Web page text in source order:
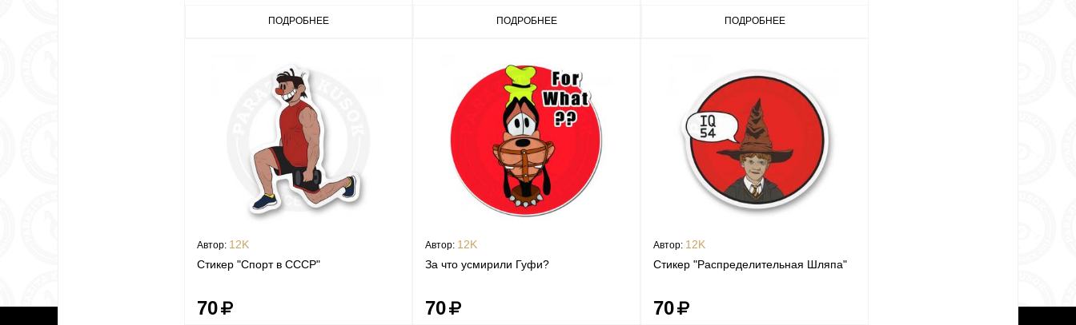
ПОДРОБНЕЕ ПОДРОБНЕЕ ПОДРОБНЕЕ
Автор: 12K
Стикер "Спорт в СССР"
70
Автор: 12K
За что усмирили Гуфи?
70
Автор: 12K
Стикер "Распределительная Шляпа"
70